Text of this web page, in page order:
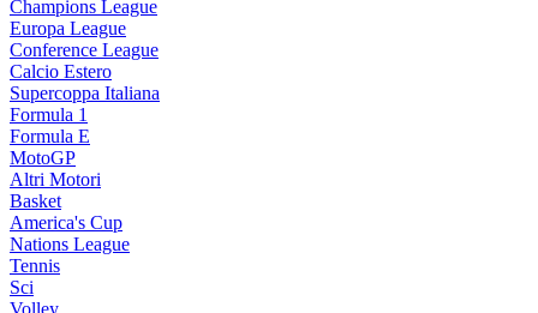
Champions League
Europa League
Conference League
Calcio Estero
Supercoppa Italiana
Formula 1
Formula E
MotoGP
Altri Motori
Basket
America's Cup
Nations League
Tennis
Sci
Volley